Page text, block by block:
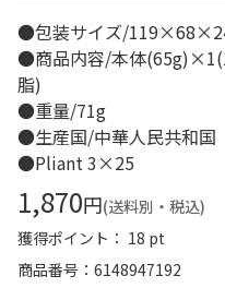
●包装サイズ/
●商品内容/本体
脂)
●重量/71g
●生産国/中華人民共和国
●Pliant 3×25
1,870円(送料別・税込)
獲得ポイント： 18 pt
商品番号
6148947192